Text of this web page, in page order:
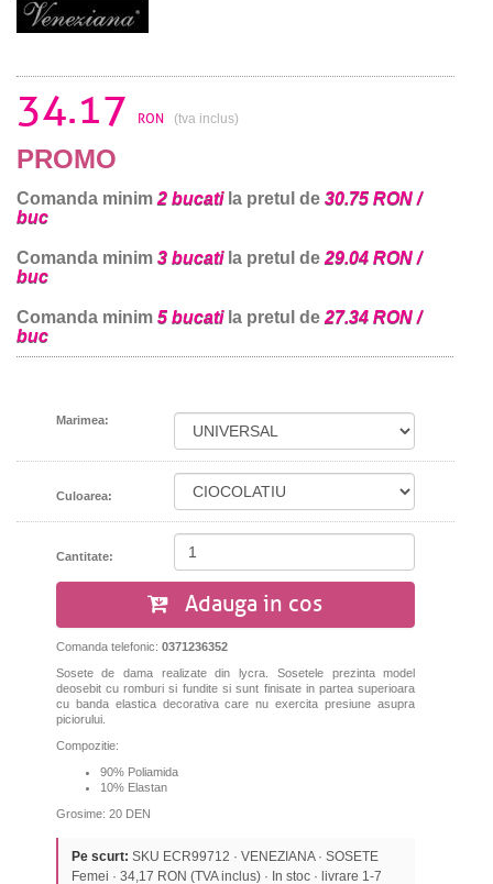
34.17 RON (tva inclus)
PROMO
Comanda minim2 bucatila pretul de 30.75 RON /
buc
Comanda minim 3 bucatila pretul de29.04 RON /
buc
Comanda minim 5 bucatila pretul de27.34 RON /
buc
Marimea:
Culoarea:
Cantitate:
Adauga in cos
Comanda telefonic: 0371236352
Sosete de dama realizate din lycra. Sosetele prezinta model
deosebit cu romburi si fundite si sunt finisate in partea superioara
cu banda elastica decorativa care nu exercita presiune asupra
piciorului.
Compozitie:
90% Poliamida
10% Elastan
Grosime: 20 DEN
Pe scurt: SKU ECR99712 · VENEZIANA · SOSETE
Femei · 34,17 RON (TVA inclus) · In stoc · livrare 1-7